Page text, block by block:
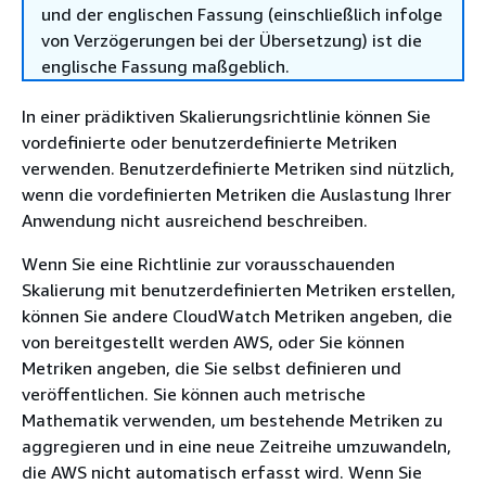
und der englischen Fassung (einschließlich infolge
von Verzögerungen bei der Übersetzung) ist die
englische Fassung maßgeblich.
In einer prädiktiven Skalierungsrichtlinie können Sie
vordefinierte oder benutzerdefinierte Metriken
verwenden. Benutzerdefinierte Metriken sind nützlich,
wenn die vordefinierten Metriken die Auslastung Ihrer
Anwendung nicht ausreichend beschreiben.
Wenn Sie eine Richtlinie zur vorausschauenden
Skalierung mit benutzerdefinierten Metriken erstellen,
können Sie andere CloudWatch Metriken angeben, die
von bereitgestellt werden AWS, oder Sie können
Metriken angeben, die Sie selbst definieren und
veröffentlichen. Sie können auch metrische
Mathematik verwenden, um bestehende Metriken zu
aggregieren und in eine neue Zeitreihe umzuwandeln,
die AWS nicht automatisch erfasst wird. Wenn Sie